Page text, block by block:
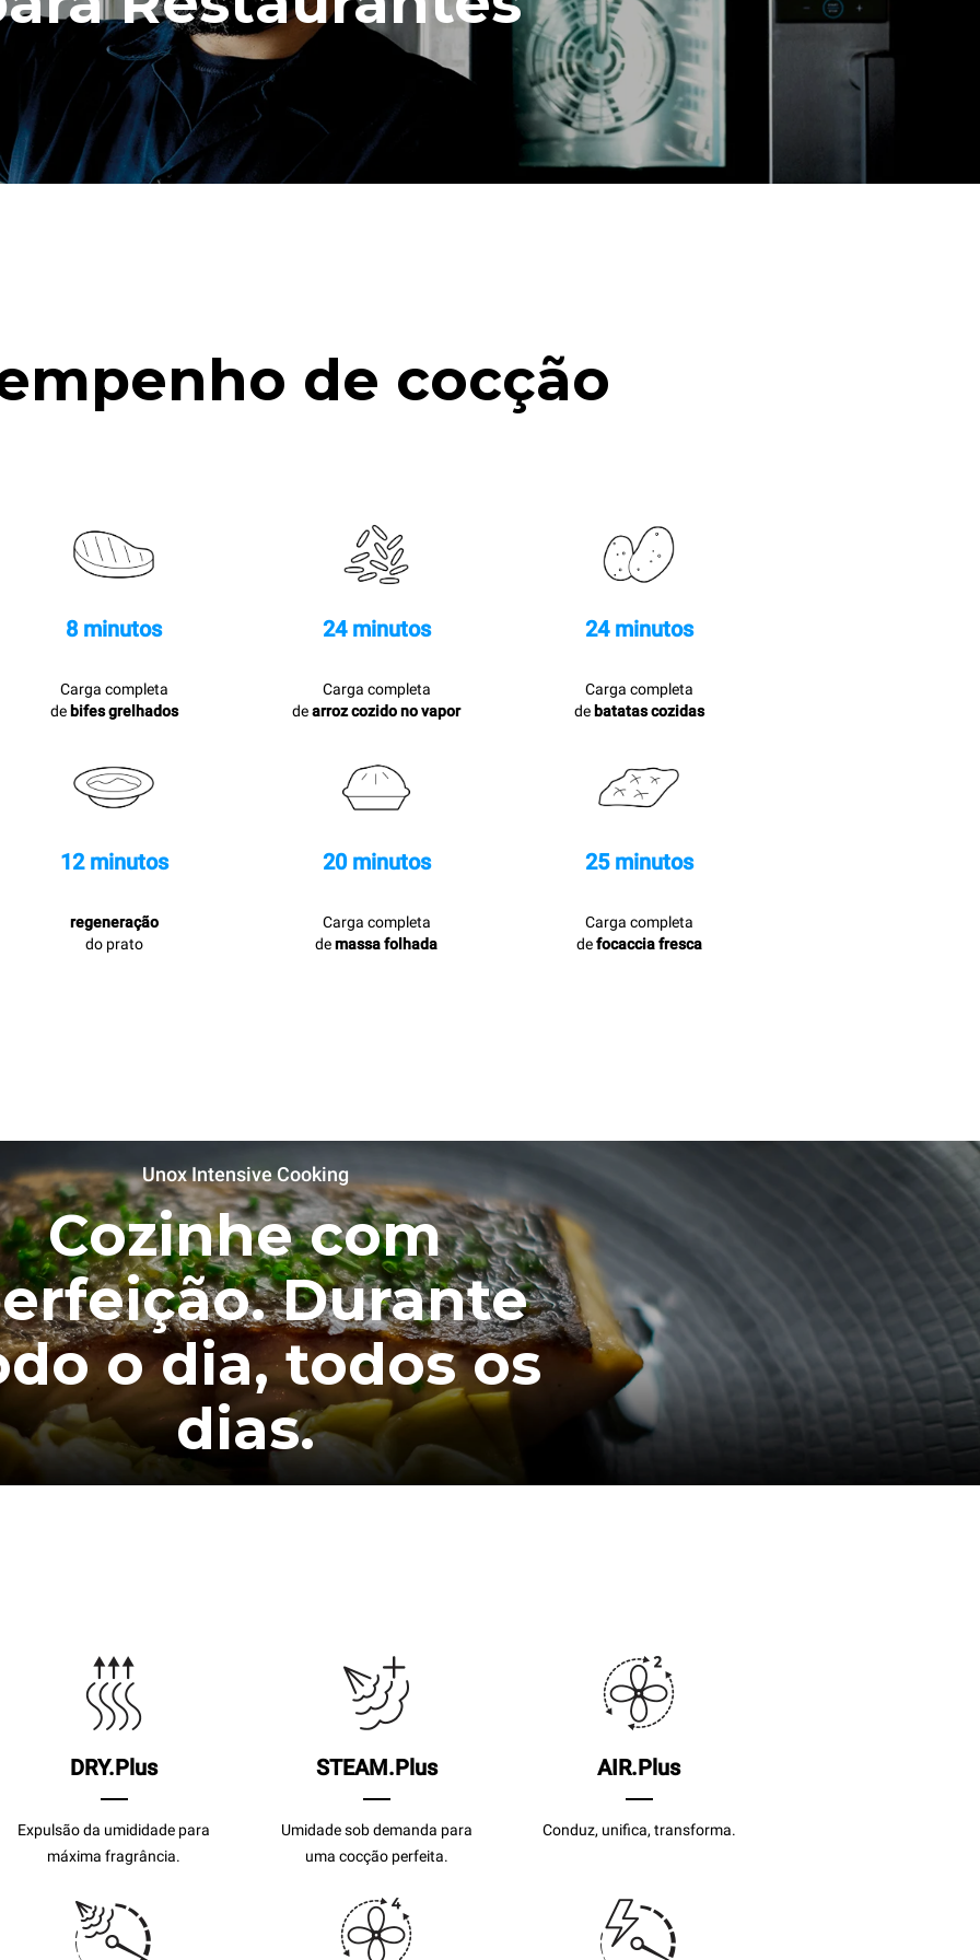
de cocção
8 minutos
Carga completa
de bifes grelhados
24 minutos
Carga completa
dearroz cozido no vapor
24 minutos
Carga completa
debatatas cozidas
12 minutos
regeneração
do prato
20 minutos
Carga completa
demassa folhada
25 minutos
Carga completa
defocaccia fresca
Unox Intensive Cooking
Cozinhe com
Durante
o dia, todos os
dias.
DRY.Plus
Expulsão da umididade para
máxima fragrância.
STEAM.Plus
Umidade sob demanda para
uma cocção perfeita.
AIR.Plus
Conduz, unifica, transforma.